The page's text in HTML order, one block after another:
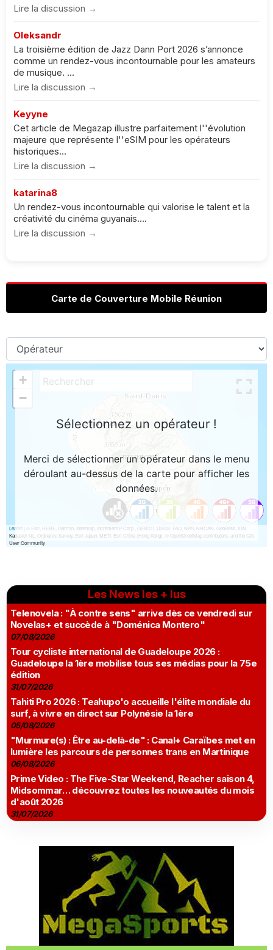
Lire la discussion →
Oleksandr
La troisième édition de Jazz Dann Port 2026 s’annonce
comme un rendez-vous incontournable pour les amateurs
de musique. ...
Lire la discussion →
Keyyne
Cet article de Megazap illustre parfaitement l''évolution
majeure que représente l''eSIM pour les opérateurs
historiques...
Lire la discussion →
katarina8
Un rendez-vous incontournable qui valorise le talent et la
créativité du cinéma guyanais....
Lire la discussion →
Carte de Couverture Mobile Réunion
Les News les + lus
Telenovela : "À contre sens" arrive dès ce vendredi sur
Novelas+ et succède à "Doménica Montero"
07/08/2026
Tour cycliste international de Guadeloupe 2026 :
Guadeloupe la 1ère mobilise tous ses médias pour la 75e
édition
31/07/2026
Tahiti Pro 2026 : Teahupo'o accueille l'élite mondiale du
surf, à vivre en direct sur Polynésie la 1ère
05/08/2026
"Murmure(s) : Être au-delà-de" : Canal+ Caraïbes met en
lumière les parcours de personnes trans en Martinique
06/08/2026
Prime Video : The Five-Star Weekend, Reacher saison 4,
Midsommar… découvrez toutes les nouveautés du mois
d'août 2026
31/07/2026